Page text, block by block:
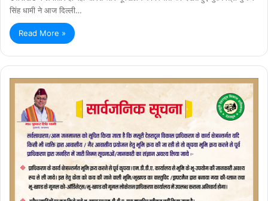
सिंह धामी ने आज दिल्ली…
Read More »